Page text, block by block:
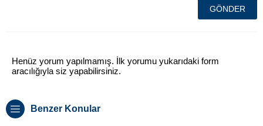
Henüz yorum yapılmamış. İlk yorumu yukarıdaki form
aracılığıyla siz yapabilirsiniz.
Benzer Konular